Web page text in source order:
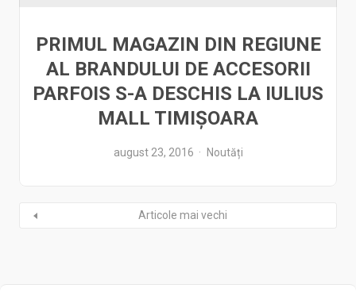
PRIMUL MAGAZIN DIN REGIUNE
AL BRANDULUI DE ACCESORII
PARFOIS S-A DESCHIS LA IULIUS
MALL TIMIŞOARA
august 23, 2016 Noutăți
Articole mai vechi